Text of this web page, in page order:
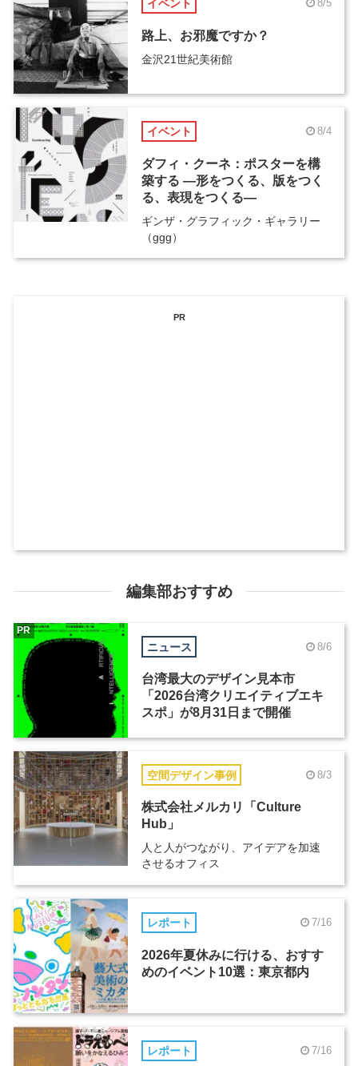
イベント 8/5
路上、お邪魔ですか？
金沢21世紀美術館
イベント 8/4
ダフィ・クーネ：ポスターを構
築する ―形をつくる、版をつく
る、表現をつくる―
ギンザ・グラフィック・ギャラリー
（ggg）
PR
編集部おすすめ
ニュース 8/6
台湾最大のデザイン見本市
「2026台湾クリエイティブエキ
スポ」が8月31日まで開催
PR
空間デザイン事例 8/3
株式会社メルカリ「Culture
Hub」
人と人がつながり、アイデアを加速
させるオフィス
レポート 7/16
2026年夏休みに行ける、おすす
めのイベント10選：東京都内
レポート 7/16